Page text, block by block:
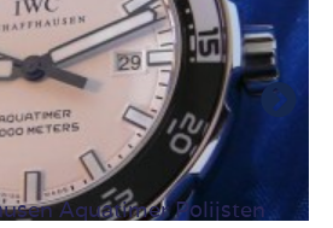
merken die wij hebben